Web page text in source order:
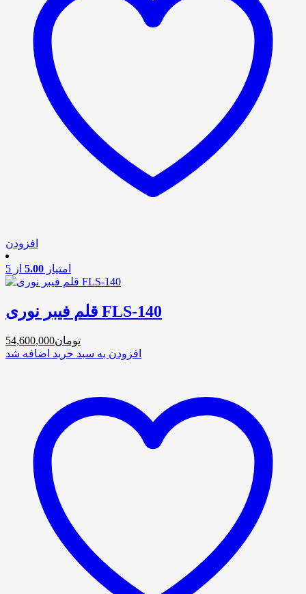
افزودن
امتیاز 5.00 از 5
قلم فیبر نوری FLS-140
تومان54,600,000
افزودن به سبد خرید اضافه شد